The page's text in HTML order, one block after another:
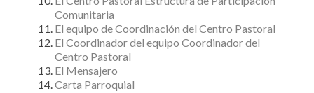
Comunitaria
El equipo de Coordinación del Centro Pastoral
El Coordinador del equipo Coordinador del
Centro Pastoral
El Mensajero
Carta Parroquial